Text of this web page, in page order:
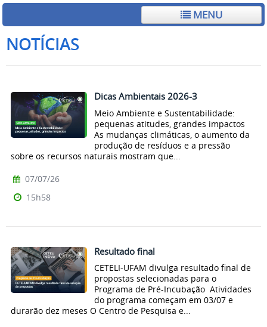
MENU
NOTÍCIAS
Dicas Ambientais 2026-3
Meio Ambiente e Sustentabilidade:
pequenas atitudes, grandes impactos
As mudanças climáticas, o aumento da
produção de resíduos e a pressão
sobre os recursos naturais mostram que...
07/07/26
15h58
Resultado final
CETELI-UFAM divulga resultado final de
propostas selecionadas para o
Programa de Pré-Incubação Atividades
do programa começam em 03/07 e
durarão dez meses O Centro de Pesquisa e...